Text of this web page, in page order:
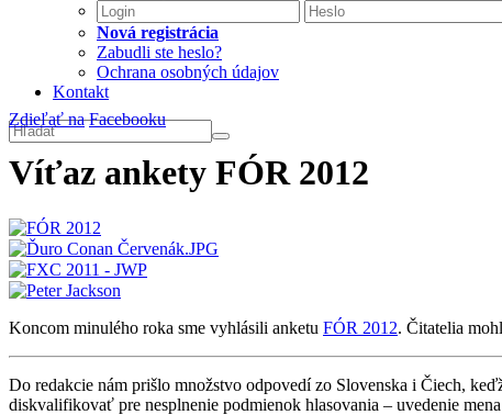
Nová registrácia
Zabudli ste heslo?
Ochrana osobných údajov
Kontakt
Zdieľať na Facebooku
Víťaz ankety FÓR 2012
Koncom minulého roka sme vyhlásili anketu FÓR 2012. Čitatelia
Do redakcie nám prišlo množstvo odpovedí zo Slovenska i Čiech,
diskvalifikovať pre nesplnenie podmienok hlasovania – uvedenie